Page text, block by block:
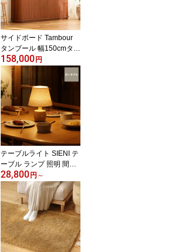
サイドボード Tambour
タンブール 幅150cmタイ
プ リビング リビング収
納 ダイニング収納 ウッ
ド キャビネット 収納棚
蛇腹式 木製
158,000円
テーブルライト SIENI テ
ーブル ランプ 照明 間接
照明 LED一体型 バッテ
リー式 調光 あす着対応
ナチュラル ブラウン ヴ
ィンテージレッド
28,800円 ～